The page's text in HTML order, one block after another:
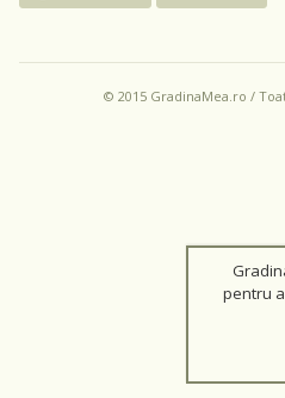
© 2015 GradinaMea.ro /
pentru